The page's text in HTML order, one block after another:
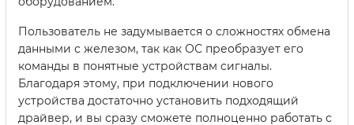
Пользователь не задумывается о сложностях обмена
данными с железом, так как ОС преобразует его
команды в понятные устройствам сигналы.
Благодаря этому, при подключении нового
устройства достаточно установить подходящий
драйвер, и вы сразу сможете полноценно работать с